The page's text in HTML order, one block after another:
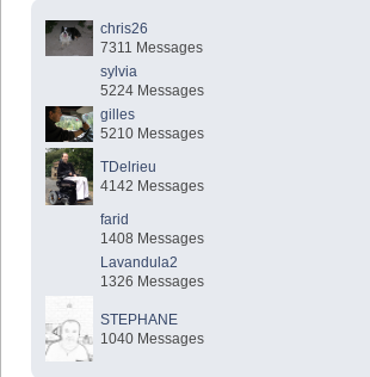
chris26
7311 Messages
sylvia
5224 Messages
gilles
5210 Messages
TDelrieu
4142 Messages
farid
1408 Messages
Lavandula2
1326 Messages
STEPHANE
1040 Messages